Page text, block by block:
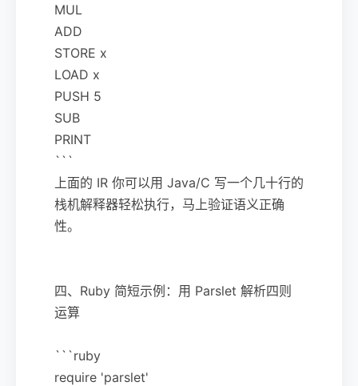
MUL
ADD
STORE x
LOAD x
PUSH 5
SUB
PRINT
```
上面的 IR 你可以用 Java/C 写一个几十行的
栈机解释器轻松执行，马上验证语义正确
性。
四、Ruby 简短示例：用 Parslet 解析四则
运算
```ruby
require 'parslet'